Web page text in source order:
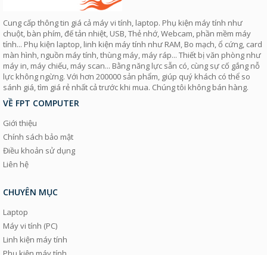
Cung cấp thông tin giá cả máy vi tính, laptop. Phụ kiện máy tính như
chuột, bàn phím, đế tản nhiệt, USB, Thẻ nhớ, Webcam, phần mềm máy
tính... Phụ kiện laptop, linh kiện máy tính như RAM, Bo mạch, ổ cứng, card
màn hình, nguồn máy tính, thùng máy, máy ráp... Thiết bị văn phòng như
máy in, máy chiếu, máy scan... Bằng năng lực sẵn có, cùng sự cố gắng nỗ
lực không ngừng. Với hơn 200000 sản phẩm, giúp quý khách có thể so
sánh giá, tìm giá rẻ nhất cả trước khi mua. Chúng tôi không bán hàng.
VỀ FPT COMPUTER
Giới thiệu
Chính sách bảo mật
Điều khoản sử dụng
Liên hệ
CHUYÊN MỤC
Laptop
Máy vi tính (PC)
Linh kiện máy tính